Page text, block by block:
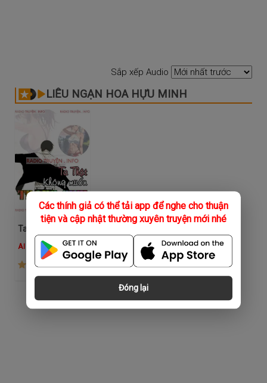
Các thính giả có thể tải app để nghe cho thuận
tiện và cập nhật thường xuyên truyện mới nhé
Đóng lại
Sắp xếp Audio
LIỄU NGẠN HOA HỰU MINH
AI Nam